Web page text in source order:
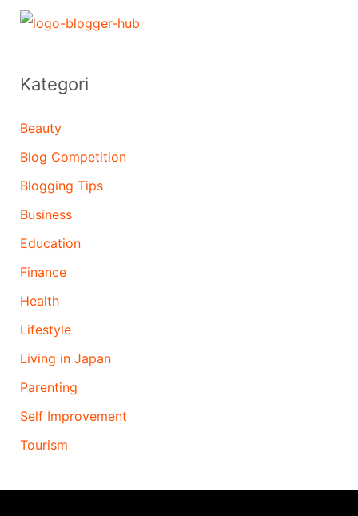
Kategori
Beauty
Blog Competition
Blogging Tips
Business
Education
Finance
Health
Lifestyle
Living in Japan
Parenting
Self Improvement
Tourism